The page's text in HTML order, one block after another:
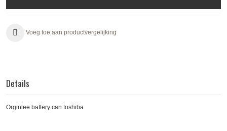
Voeg toe aan productvergelijking
Details
Orginlee battery can toshiba